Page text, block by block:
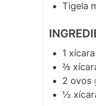
Tigela
1 xícara
⅔
2 ovos
½